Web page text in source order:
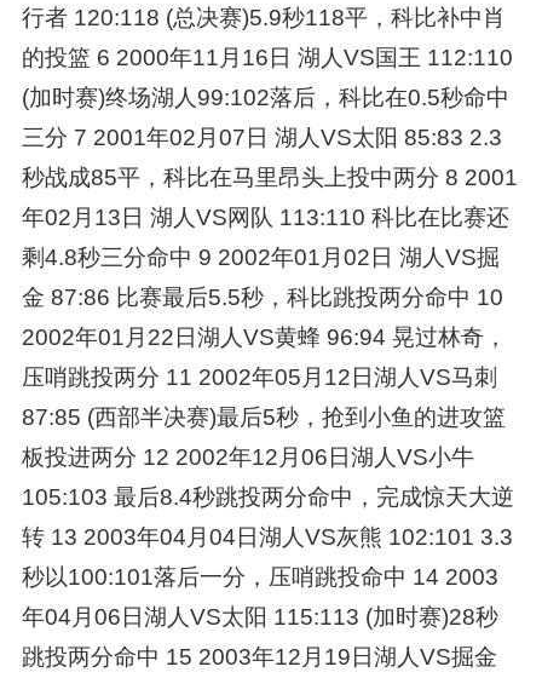
行者 120:118 (总决赛)5.9秒118平，科比补中肖
的投篮 6 2000年11月16日 湖人VS国王 112:110
(加时赛)终场湖人99:102落后，科比在0.5秒命中
三分 7 2001年02月07日 湖人VS太阳 85:83 2.3
秒战成85平，科比在马里昂头上投中两分 8 2001
年02月13日 湖人VS网队 113:110 科比在比赛还
剩4.8秒三分命中 9 2002年01月02日 湖人VS掘
金 87:86 比赛最后5.5秒，科比跳投两分命中 10
2002年01月22日湖人VS黄蜂 96:94 晃过林奇，
压哨跳投两分 11 2002年05月12日湖人VS马刺
87:85 (西部半决赛)最后5秒，抢到小鱼的进攻篮
板投进两分 12 2002年12月06日湖人VS小牛
105:103 最后8.4秒跳投两分命中，完成惊天大逆
转 13 2003年04月04日湖人VS灰熊 102:101 3.3
秒以100:101落后一分，压哨跳投命中 14 2003
年04月06日湖人VS太阳 115:113 (加时赛)28秒
跳投两分命中 15 2003年12月19日湖人VS掘金